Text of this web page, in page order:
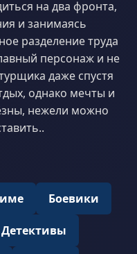
на два фронта,
и занимаясь
разделение труда
персонаж и не
даже спустя
однако мечты и
нежели можно
Боевики
Детективы